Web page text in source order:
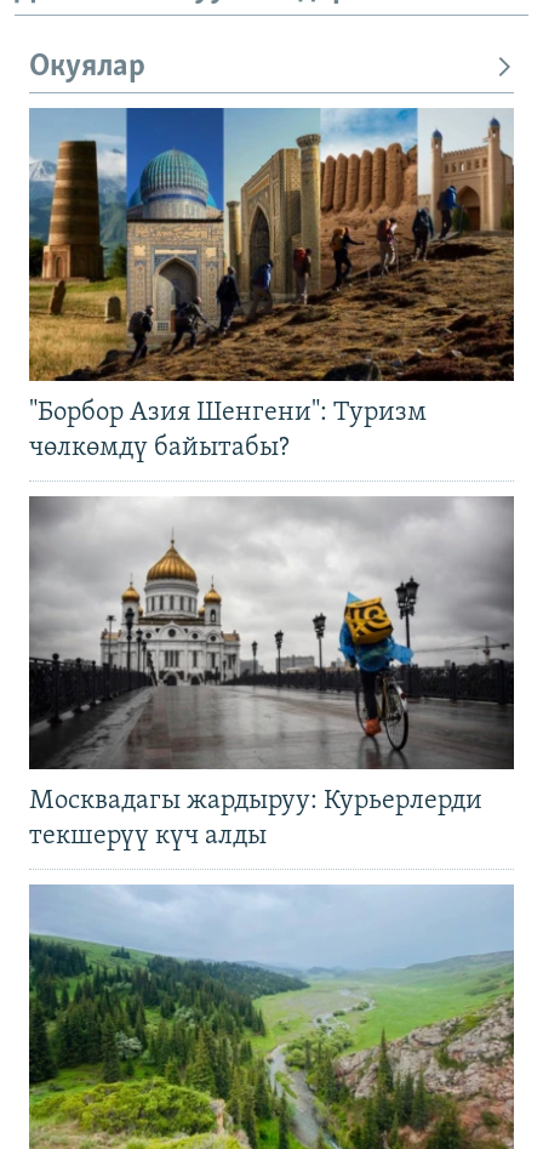
Окуялар
"Борбор Азия Шенгени": Туризм
чөлкөмдү байытабы?
Москвадагы жардыруу: Курьерлерди
текшерүү күч алды